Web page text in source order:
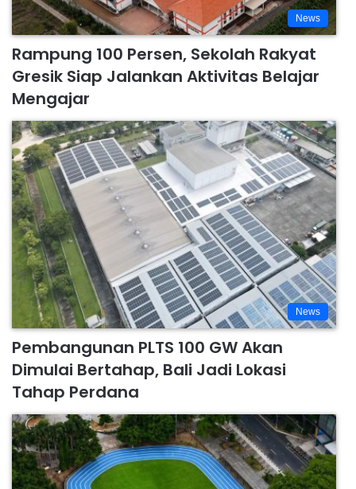
News
Rampung 100 Persen, Sekolah Rakyat
Gresik Siap Jalankan Aktivitas Belajar
Mengajar
News
Pembangunan PLTS 100 GW Akan
Dimulai Bertahap, Bali Jadi Lokasi
Tahap Perdana